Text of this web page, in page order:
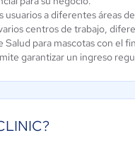
a diferentes áreas
centros de trabajo,
Salud para mascotas con el
garantizar un ingreso